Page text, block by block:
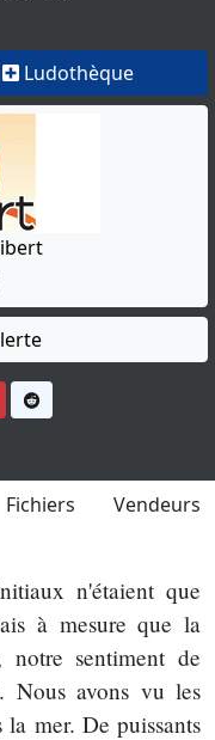
Ludothèque
sur Twitter
Partager sur Pinterest
Fichiers Vendeurs
n'étaient que
à mesure que la
notre sentiment de
Nous avons vu les
mer. De puissants